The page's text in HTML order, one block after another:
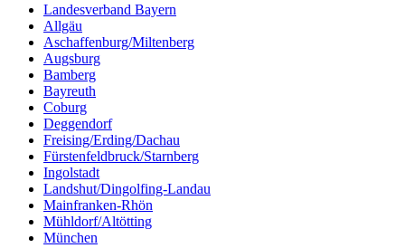
Landesverband Bayern
Allgäu
Aschaffenburg/Miltenberg
Augsburg
Bamberg
Bayreuth
Coburg
Deggendorf
Freising/Erding/Dachau
Fürstenfeldbruck/Starnberg
Ingolstadt
Landshut/Dingolfing-Landau
Mainfranken-Rhön
Mühldorf/Altötting
München